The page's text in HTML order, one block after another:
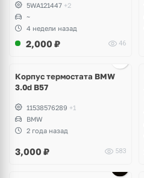
5WA121447 +2
~
4 недели назад
2,000 ₽ 46
Корпус термостата BMW
3.0d B57
11538576289 +1
BMW
2 года назад
3,000 ₽ 583